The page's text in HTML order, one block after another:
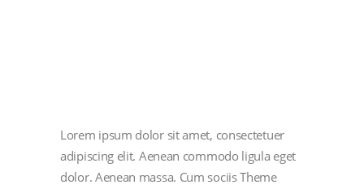
Lorem ipsum dolor sit amet, consectetuer
adipiscing elit. Aenean commodo ligula eget
dolor. Aenean massa. Cum sociis Theme